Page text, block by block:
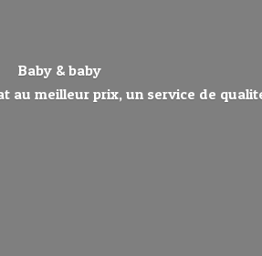
Baby & baby
au meilleur prix, un service de